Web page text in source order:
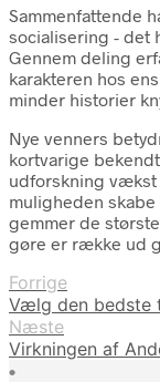
Sammenfattende
socialisering - det
Gennem deling
karakteren hos
minder historier
Nye venners
kortvarige
udforskning
muligheden
gemmer de
gøre er række ud
Forrige
Vælg den bedste
Næste
Virkningen af
•